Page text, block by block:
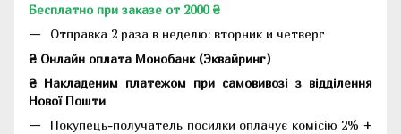
Бесплатно при заказе от 2000 ₴
Отправка 2 раза в неделю: вторник и четверг
₴ Онлайн оплата Монобанк (Эквайринг)
₴ Накладеним платежом при самовивозі з відділення
Нової Пошти
Покупець-получатель посилки оплачує комісію 2% +